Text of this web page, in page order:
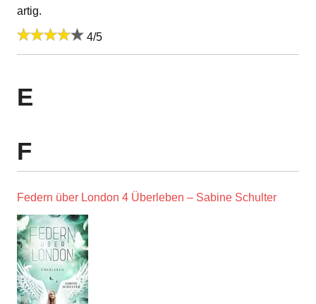
artig.
4/5
E
F
Federn über London 4 Überleben – Sabine Schulter